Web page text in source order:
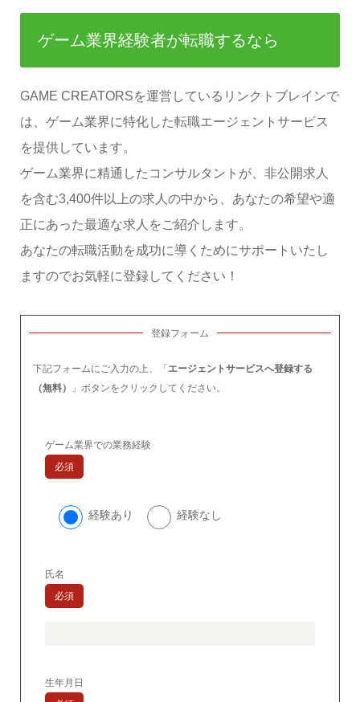
ゲーム業界経験者が転職するなら
GAME CREATORSを運営しているリンクトブレインで
は、ゲーム業界に特化した転職エージェントサービス
を提供しています。
ゲーム業界に精通したコンサルタントが、非公開求人
を含む3,400件以上の求人の中から、あなたの希望や適
正にあった最適な求人をご紹介します。
あなたの転職活動を成功に導くためにサポートいたし
ますのでお気軽に登録してください！
登録フォーム
下記フォームにご入力の上、「エージェントサービスへ登録する
（無料）
」ボタンをクリックしてください。
ゲーム業界での業務経験
必須
経験あり 経験なし
氏名
必須
生年月日